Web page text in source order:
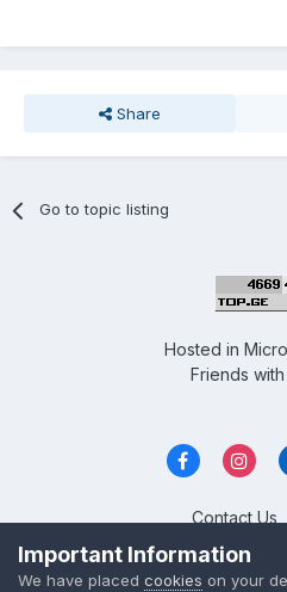
Share
Go to topic listing
Hosted in
Friends with
Contact Us
Powered by
Important Information
We have placed cookies on your